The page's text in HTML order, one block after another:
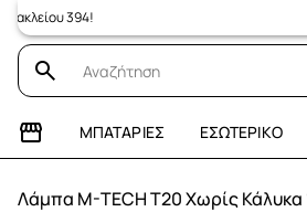
394!
ΜΠΑΤΑΡΊΕΣ ΕΣΩΤΕΡΙΚΌ